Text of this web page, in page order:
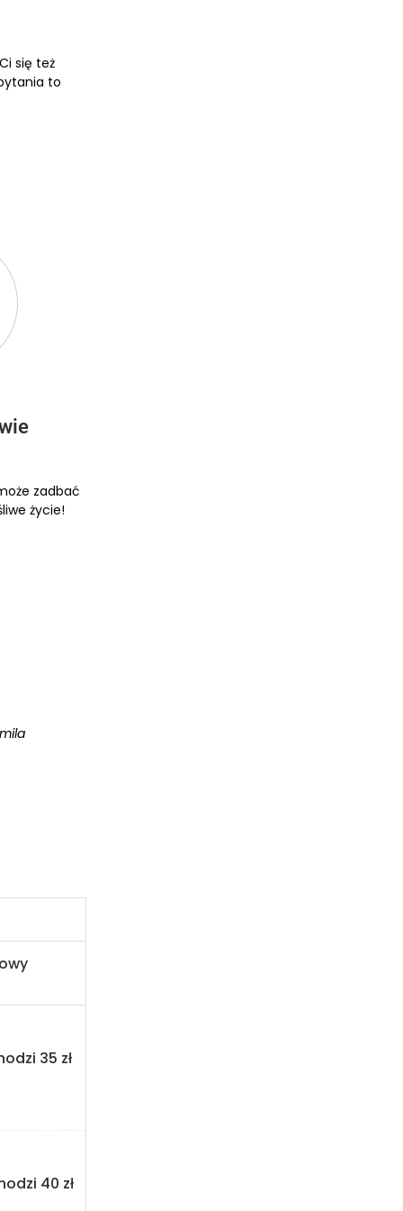
się też
to
zadbać
życie!
35 zł
40 zł